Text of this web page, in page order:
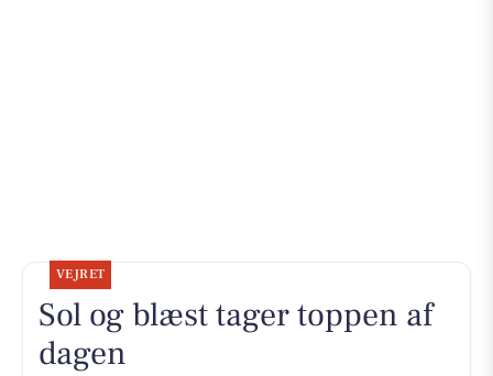
VEJRET
Sol og blæst tager toppen af
dagen